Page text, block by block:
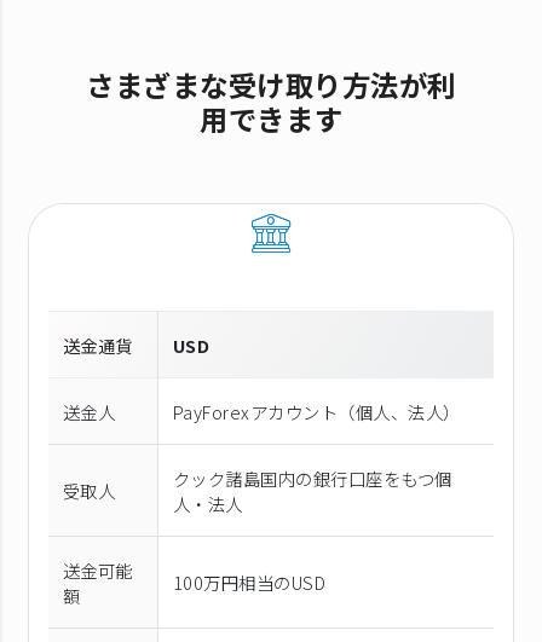
さまざまな受け取り方法が利
用できます
送金通貨 USD
送金人 PayForexアカウント（個⼈、法⼈）
受取人
クック諸島国内の銀行口座をもつ個
人・法人
送金可能
額
100万円相当のUSD